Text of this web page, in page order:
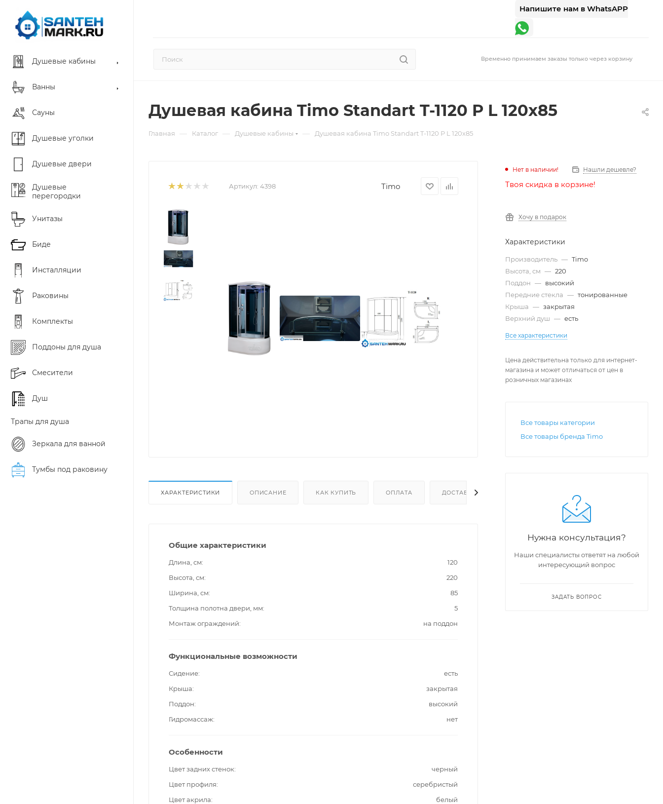
Напишите нам в WhatsAPP
Временно принимаем заказы только через корзину
Душевые кабины
Ванны
Сауны
Душевые уголки
Душевые двери
Душевые
перегородки
Унитазы
Биде
Инсталляции
Раковины
Комплекты
Поддоны для душа
Смесители
Душ
Трапы для душа
Зеркала для ванной
Тумбы под раковину
Душевая кабина Timo Standart T-1120 P L 120x85
Главная — Каталог — Душевые кабины — Душевая кабина Timo Standart T-1120 P L 120x85
Артикул: 4398 Timo
ХАРАКТЕРИСТИКИ ОПИСАНИЕ КАК КУПИТЬ ОПЛАТА ДОСТАВКА
Общие характеристики
Длина, см
120
Высота, см
220
Ширина, см
85
Толщина полотна двери, мм
5
Монтаж ограждений
на поддон
Функциональные возможности
Сидение
есть
Крыша
закрытая
Поддон
высокий
Гидромассаж
нет
Особенности
Цвет задних стенок
черный
Цвет профиля
серебристый
Цвет акрила
белый
Нет в наличии! Нашли дешевле?
Твоя скидка в корзине!
Хочу в подарок
Характеристики
Производитель — Timo
Высота, см — 220
Поддон — высокий
Передние стекла — тонированные
Крыша — закрытая
Верхний душ — есть
Все характеристики
Цена действительна только для интернет-
магазина и может отличаться от цен в
розничных магазинах
Все товары категории
Все товары бренда Timo
Нужна консультация?
Наши специалисты ответят на любой
интересующий вопрос
ЗАДАТЬ ВОПРОС